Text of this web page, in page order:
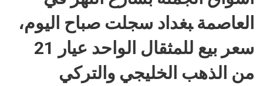
العاصمة ‍‍بغداد سجلت صباح اليوم،
سعر بيع للمثقال الواحد عيار 21
من الذهب الخليجي والتركي